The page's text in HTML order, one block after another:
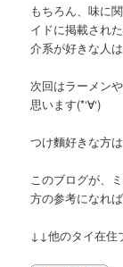
もちろん、味に
イドに掲載され
介系が好きな人
次回はラーメン
思います(*‘∀‘)
つけ麵好きな方
このブログが、
方の参考になれば
↓↓他のタイ在住